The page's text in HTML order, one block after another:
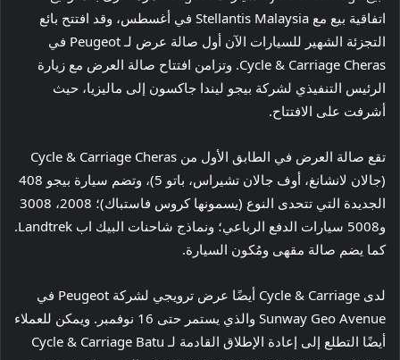
اتفاقية بيع مع Stellantis Malaysia في أغسطس، وقد افتتح بائع
التجزئة الشهير للسيارات الآن أول صالة عرض لـ Peugeot في
Cycle & Carriage Cheras. وتزامن افتتاح صالة العرض مع زيارة
الرئيس التنفيذي لشركة بيجو ليندا جاكسون إلى ماليزيا، حيث
أشرفت على الافتتاح.
تقع صالة العرض في الطابق الأول من Cycle & Carriage Cheras
(جالان لانشانغ، أوف جالان تشيراس، باتو 5)، وتضم سيارة بيجو 408
الجديدة التي تتحدى النوع (يسمونها كروس فاستباك)؛ 2008، 3008
و5008 سيارات الدفع الرباعي؛ ونماذج شاحنات البيك اب Landtrek.
كما يضم صالة مقهى ومُكون السيارة.
لدى Cycle & Carriage أيضًا عرض ترويجي لشركة Peugeot في
Sunway Geo Avenue والذي يستمر حتى 16 نوفمبر. ويمكن للعملاء
أيضًا التطلع إلى إعادة الإطلاق القادمة لـ Cycle & Carriage Batu